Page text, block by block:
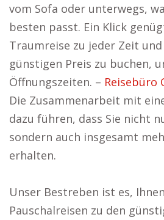
vom Sofa oder unterwegs,
besten passt. Ein Klick
Traumreise zu jeder Zeit
günstigen Preis zu buchen,
Öffnungszeiten. – Reisebüro
Die Zusammenarbeit mit
dazu führen, dass Sie nicht
sondern auch insgesamt
erhalten.
Unser Bestreben ist es,
Pauschalreisen zu den